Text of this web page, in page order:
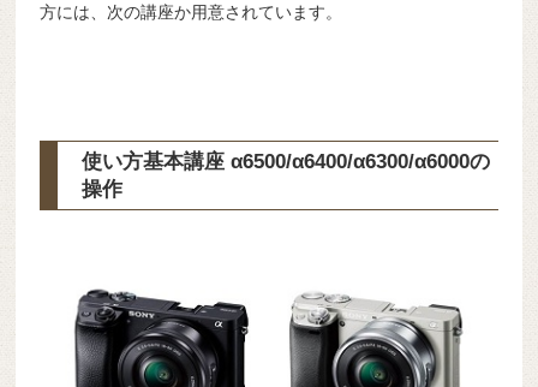
方には、次の講座か用意されています。
使い方基本講座 α6500/α6400/α6300/α6000の
操作